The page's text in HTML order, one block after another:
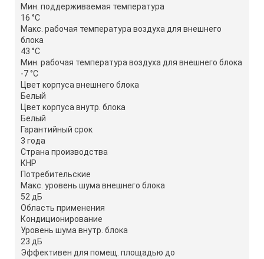
Мин. поддерживаемая температура
16 °С
Макс. рабочая температура воздуха для внешнего
блока
43 °С
Мин. рабочая температура воздуха для внешнего блока
-7 °С
Цвет корпуса внешнего блока
Белый
Цвет корпуса внутр. блока
Белый
Гарантийный срок
3 года
Страна производства
КНР
Потребительские
Макс. уровень шума внешнего блока
52 дБ
Область применения
Кондиционирование
Уровень шума внутр. блока
23 дБ
Эффективен для помещ. площадью до